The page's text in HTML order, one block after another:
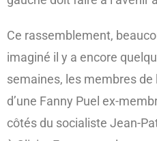
Ce rassemblement,
imaginé il y a encore
semaines, les membres de
d’une Fanny Puel ex-
côtés du socialiste Jean-